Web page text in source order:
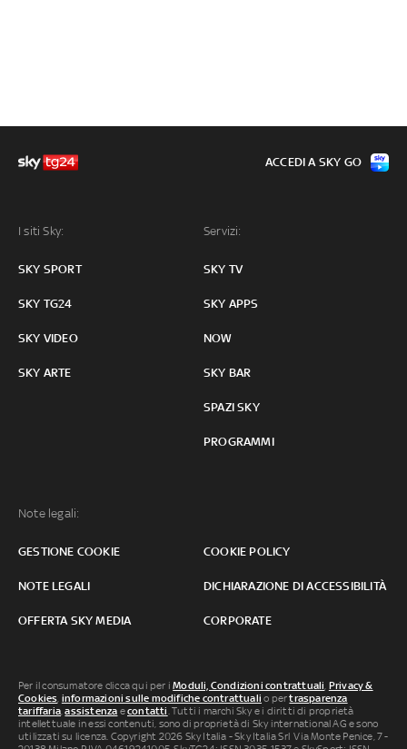
I siti Sky:
SKY SPORT
SKY TG24
SKY VIDEO
SKY ARTE
Servizi:
SKY TV
SKY APPS
NOW
SKY BAR
SPAZI SKY
PROGRAMMI
Note legali:
GESTIONE COOKIE COOKIE POLICY
NOTE LEGALI DICHIARAZIONE DI ACCESSIBILITÀ
OFFERTA SKY MEDIA CORPORATE
ACCEDI A SKY GO
Per il consumatore clicca qui per iModuli, Condizioni contrattuali Privacy &
Cookies informazioni sulle modifiche contrattuali o pertrasparenza
tariffaria ,assistenza econtatti . Tutti i marchi Sky e i diritti di proprietà
intellettuale in essi contenuti, sono di proprietà di Sky international AG e sono
utilizzati su licenza. Copyright 2026 Sky Italia - Sky Italia Srl Via Monte Penice, 7 -